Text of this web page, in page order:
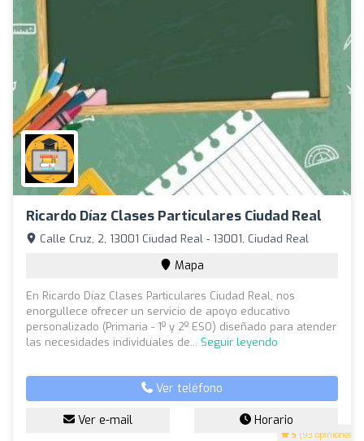
Ricardo Díaz Clases Particulares Ciudad Real
5 (93 opiniones)
Calle Cruz, 2, 13001 Ciudad Real - 13001, Ciudad Real
Mapa
En Ricardo Díaz Clases Particulares Ciudad Real, nos
enorgullece ofrecer un servicio de apoyo educativo
personalizado (Primaria - 1º y 2º ESO) diseñado para atender
las necesidades individuales de... Seguir leyendo
Ver teléfono
Ver e-mail Horario